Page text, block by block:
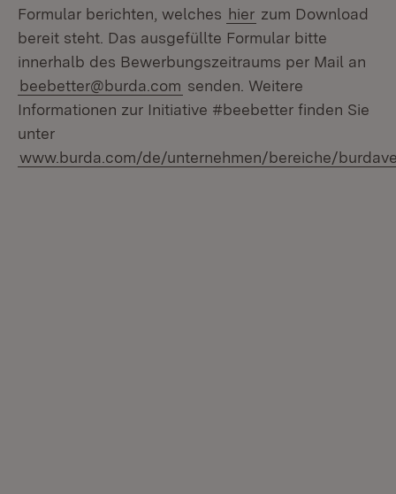
Formular berichten, welches hier zum Download
bereit steht. Das ausgefüllte Formular bitte
innerhalb des Bewerbungszeitraums per Mail an
beebetter@burda.com senden. Weitere
Informationen zur Initiative #beebetter finden Sie
unter
www.burda.com/de/unternehmen/bereiche/